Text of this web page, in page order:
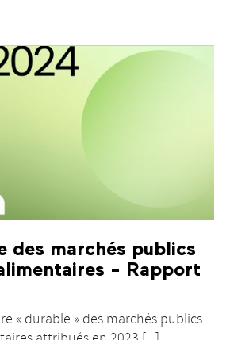
des marchés publics
- Rapport
« durable » des marchés publics